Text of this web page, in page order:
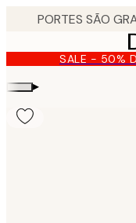
content. SALE - 50%
▸